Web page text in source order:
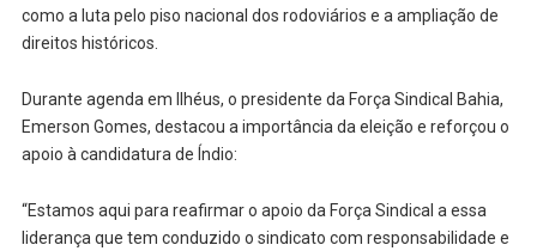
como a luta pelo piso nacional dos rodoviários e a ampliação de
direitos históricos.
Durante agenda em Ilhéus, o presidente da Força Sindical Bahia,
Emerson Gomes, destacou a importância da eleição e reforçou o
apoio à candidatura de Índio:
“Estamos aqui para reafirmar o apoio da Força Sindical a essa
liderança que tem conduzido o sindicato com responsabilidade e